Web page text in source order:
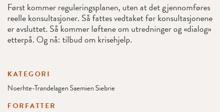
Først kommer reguleringsplanen, uten at det gjennomføres
reelle konsultasjoner. Så fattes vedtaket før konsultasjonene
er avsluttet. Så kommer løftene om utredninger og «dialog»
etterpå. Og nå: tilbud om krisehjelp.
KATEGORI
Noerhte-Trøndelagen Saemien Siebrie
FORFATTER